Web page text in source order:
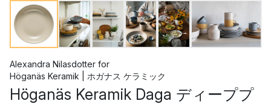
Alexandra Nilasdotter for
Höganäs Keramik | ホガナス ケラミック
Höganäs Keramik Daga ディーププ